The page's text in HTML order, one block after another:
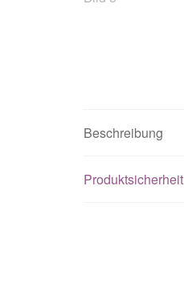
Beschreibung
Produktsicherheit